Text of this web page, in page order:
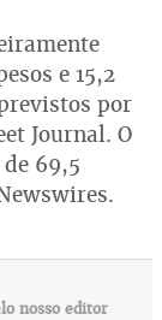
e 15,2
por
Journal. O
69,5
nosso editor